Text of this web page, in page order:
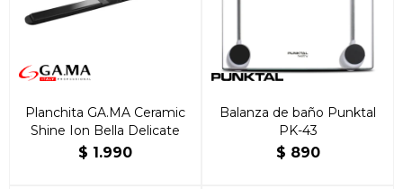
Planchita GA.MA Ceramic
Shine Ion Bella Delicate
$ 1.990
Balanza de baño Punktal
PK-43
$ 890